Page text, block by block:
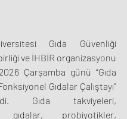
Gıda Güvenliği
ve İHBİR organizasyonu
Çarşamba günü “Gıda
Gıdalar Çalıştayı”
Gıda takviyeleri,
gıdalar, probiyotikler,